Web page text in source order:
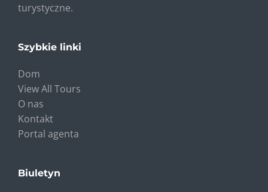
turystyczne.
Szybkie linki
Dom
View All Tours
O nas
Kontakt
Portal agenta
Biuletyn